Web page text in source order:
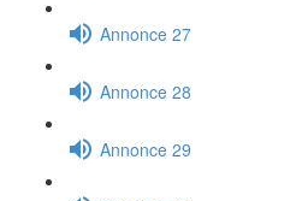
Annonce 27
Annonce 28
Annonce 29